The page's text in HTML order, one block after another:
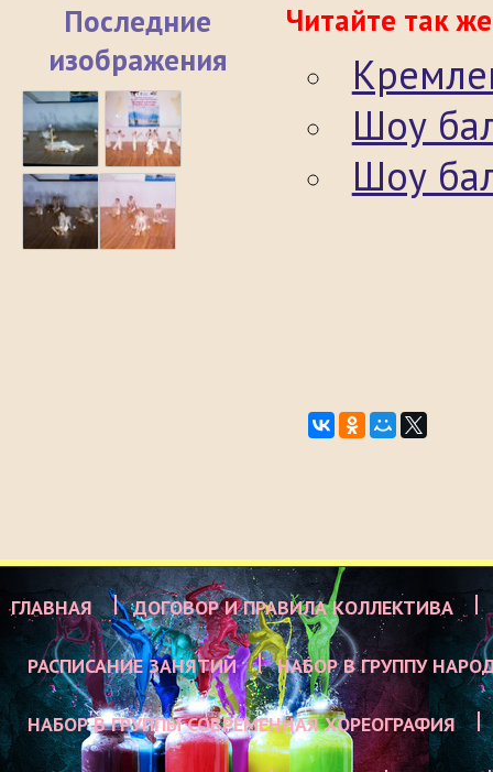
Последние
изображения
Читайте так
Шоу
Шоу
ГЛАВНАЯ ДОГОВОР И ПРАВИЛА КОЛЛЕКТИВА
РАСПИСАНИЕ ЗАНЯТИЙ НАБОР В ГРУППУ
НАБОР В ГРУППЫ СОВРЕМЕННАЯ ХОРЕОГРАФИЯ